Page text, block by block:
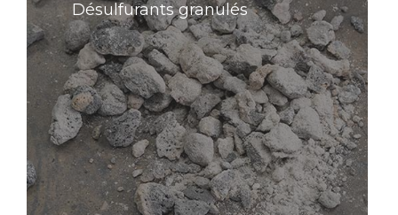
Désulfurants granulés